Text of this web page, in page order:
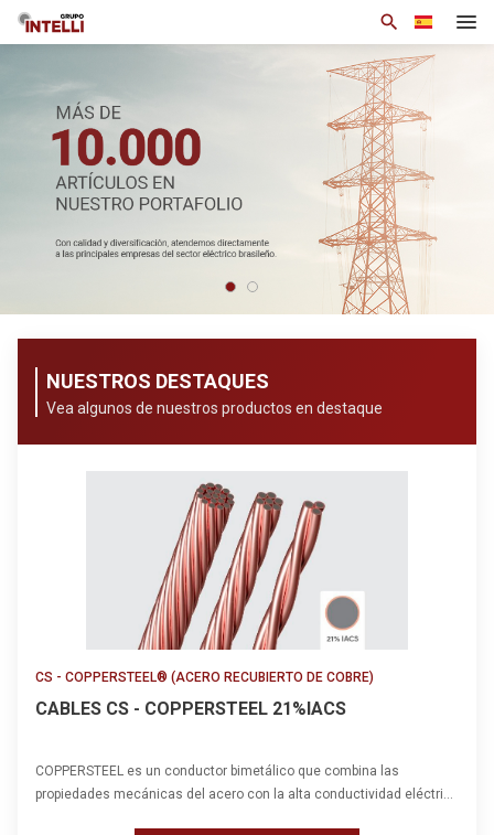
search
Institucional
Productos
Soluciones
Contacto
Esparrow_drop_down
NUESTROS DESTAQUES
Vea algunos de nuestros productos en destaque
CS - COPPERSTEEL® (ACERO RECUBIERTO DE COBRE)
CABLES CS - COPPERSTEEL 21%IACS
COPPERSTEEL es un conductor bimetálico que combina las
propiedades mecánicas del acero con la alta conductividad eléctri…